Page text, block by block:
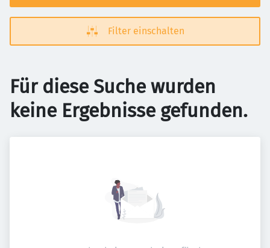
Filter einschalten
Für diese Suche wurden
keine Ergebnisse gefunden.